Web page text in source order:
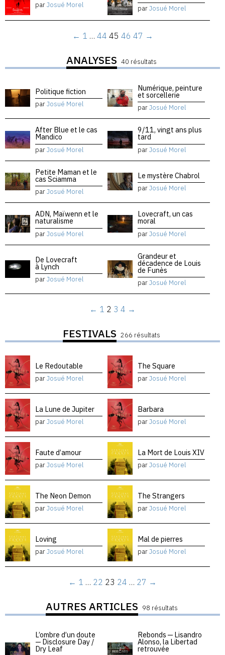
parJosué Morel parJosué Morel
← 1 … 44 45 46 47 →
ANALYSES 40 résultats
Politique fiction
parJosué Morel
Numérique, peinture
et sorcellerie
parJosué Morel
After Blue et le cas
Mandico
parJosué Morel
9/11, vingt ans plus
tard
parJosué Morel
Petite Maman et le
cas Sciamma
parJosué Morel
Le mystère Chabrol
parJosué Morel
ADN, Maïwenn et le
naturalisme
parJosué Morel
Lovecraft, un cas
moral
parJosué Morel
De Lovecraft
à Lynch
parJosué Morel
Grandeur et
décadence de Louis
de Funès
parJosué Morel
← 1 2 3 4 →
FESTIVALS 266 résultats
Le Redoutable
parJosué Morel
The Square
parJosué Morel
La Lune de Jupiter
parJosué Morel
Barbara
parJosué Morel
Faute d’amour
parJosué Morel
La Mort de Louis XIV
parJosué Morel
The Neon Demon
parJosué Morel
The Strangers
parJosué Morel
Loving
parJosué Morel
Mal de pierres
parJosué Morel
← 1 … 22 23 24 … 27 →
AUTRES ARTICLES 98 résultats
L’ombre d’un doute
— Disclosure Day /
Dry Leaf
Rebonds — Lisandro
Alonso, la Libertad
retrouvée